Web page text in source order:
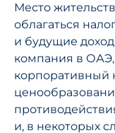
Место
облагаться
и будущие
компания в ОАЭ,
корпоративный
и, в некоторых